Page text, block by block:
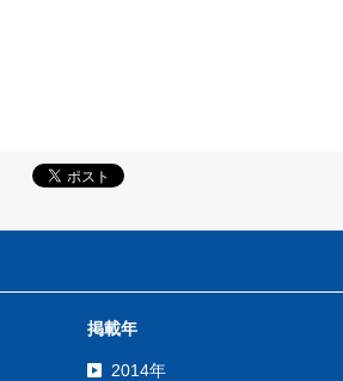
掲載年
2014年